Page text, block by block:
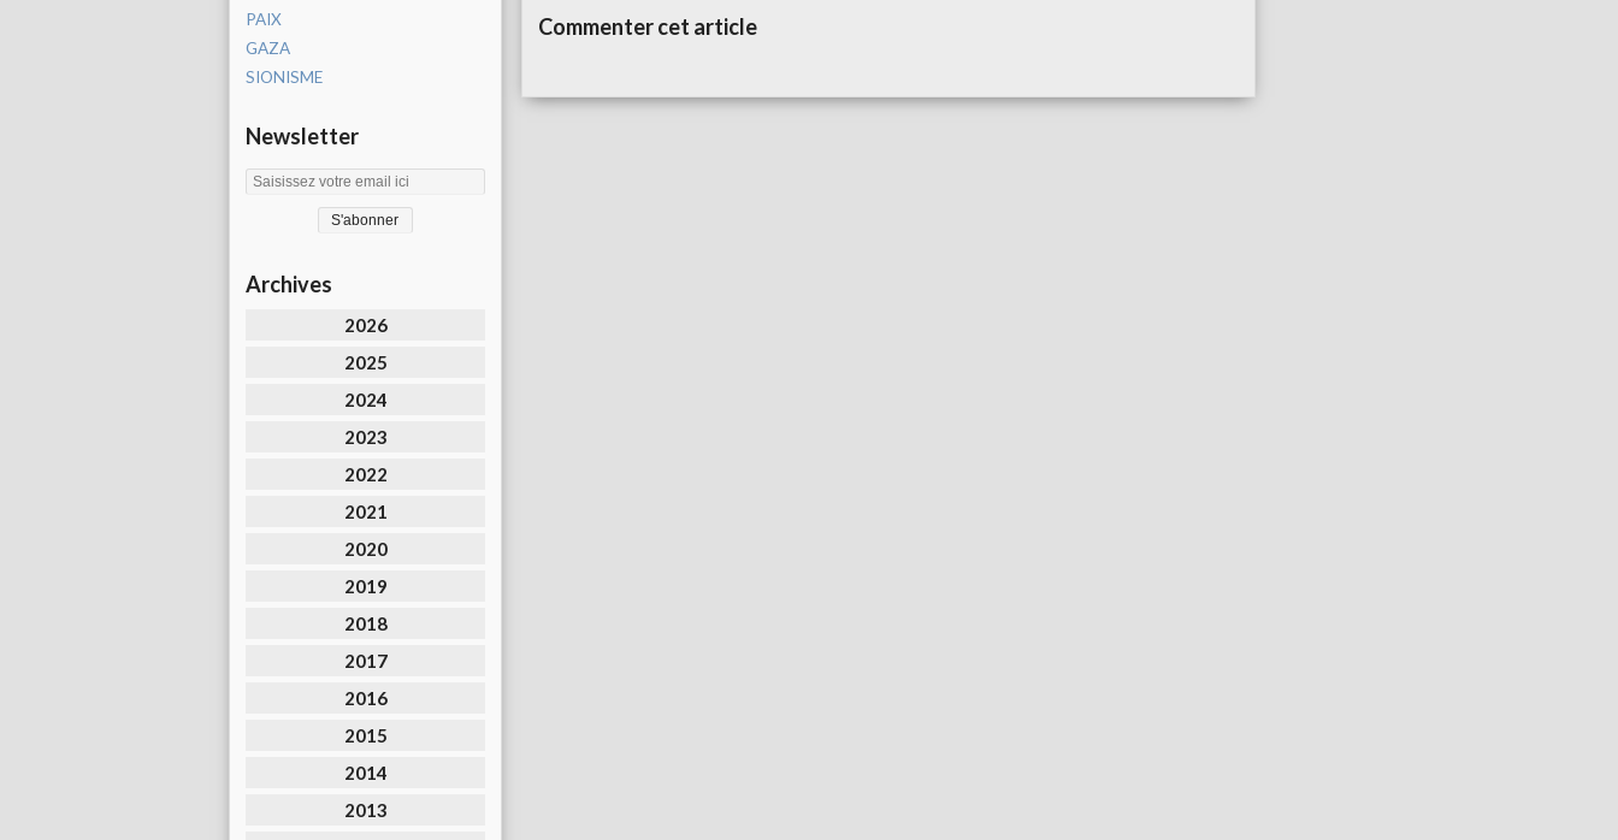
PAIX
GAZA
SIONISME
Newsletter
Archives
2026
2025
2024
2023
2022
2021
2020
2019
2018
2017
2016
2015
2014
2013
Commenter cet article